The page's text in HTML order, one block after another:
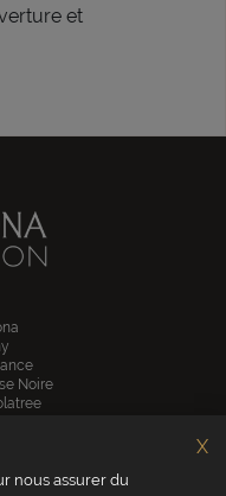
et
Noire
del cacao
nous assurer du
X